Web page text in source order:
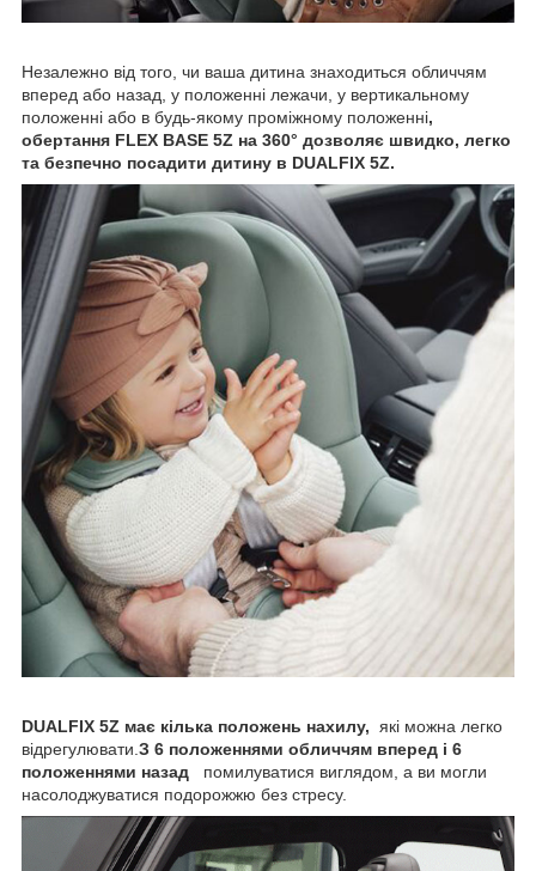
Незалежно від того, чи ваша дитина знаходиться обличчям
вперед або назад, у положенні лежачи, у вертикальному
положенні або в будь-якому проміжному положенні,
обертання FLEX BASE 5Z на 360° дозволяє швидко, легко
та безпечно посадити дитину в DUALFIX 5Z.
DUALFIX 5Z має кілька положень нахилу, які можна легко
відрегулювати. З 6 положеннями обличчям вперед і 6
положеннями назад
помилуватися виглядом, а ви могли
насолоджуватися подорожжю без стресу.